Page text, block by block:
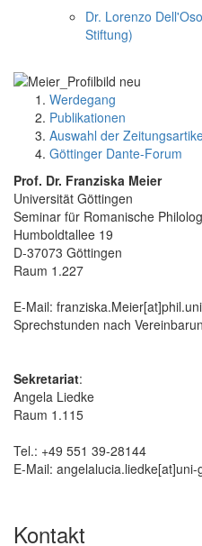
Dr. Lorenzo
Stiftung)
Werdegang
Publikationen
Auswahl der
Göttinger Dante-Forum
Prof. Dr. Franziska Meier
Universität Göttingen
Seminar für Romanische
Humboldtallee 19
D-37073 Göttingen
Raum 1.227
E-Mail:
Sprechstunden nach
Sekretariat:
Angela Liedke
Raum 1.115
Tel.: +49 551 39-28144
E-Mail:
Kontakt